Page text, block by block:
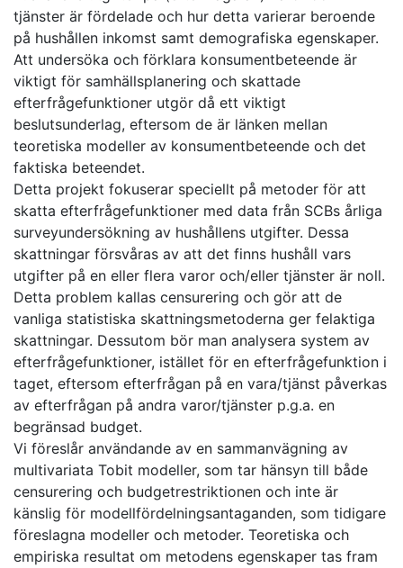
tjänster är fördelade och hur detta varierar beroende
på hushållen inkomst samt demografiska egenskaper.
Att undersöka och förklara konsumentbeteende är
viktigt för samhällsplanering och skattade
efterfrågefunktioner utgör då ett viktigt
beslutsunderlag, eftersom de är länken mellan
teoretiska modeller av konsumentbeteende och det
faktiska beteendet.
Detta projekt fokuserar speciellt på metoder för att
skatta efterfrågefunktioner med data från SCBs årliga
surveyundersökning av hushållens utgifter. Dessa
skattningar försvåras av att det finns hushåll vars
utgifter på en eller flera varor och/eller tjänster är noll.
Detta problem kallas censurering och gör att de
vanliga statistiska skattningsmetoderna ger felaktiga
skattningar. Dessutom bör man analysera system av
efterfrågefunktioner, istället för en efterfrågefunktion i
taget, eftersom efterfrågan på en vara/tjänst påverkas
av efterfrågan på andra varor/tjänster p.g.a. en
begränsad budget.
Vi föreslår användande av en sammanvägning av
multivariata Tobit modeller, som tar hänsyn till både
censurering och budgetrestriktionen och inte är
känslig för modellfördelningsantaganden, som tidigare
föreslagna modeller och metoder. Teoretiska och
empiriska resultat om metodens egenskaper tas fram